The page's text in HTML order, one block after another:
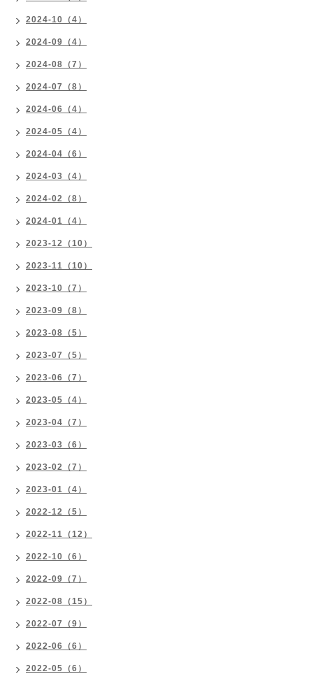
2024-10（4）
2024-09（4）
2024-08（7）
2024-07（8）
2024-06（4）
2024-05（4）
2024-04（6）
2024-03（4）
2024-02（8）
2024-01（4）
2023-12（10）
2023-11（10）
2023-10（7）
2023-09（8）
2023-08（5）
2023-07（5）
2023-06（7）
2023-05（4）
2023-04（7）
2023-03（6）
2023-02（7）
2023-01（4）
2022-12（5）
2022-11（12）
2022-10（6）
2022-09（7）
2022-08（15）
2022-07（9）
2022-06（6）
2022-05（6）